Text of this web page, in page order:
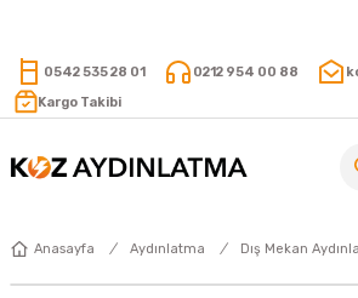
0542 535 28 01 0212 954 00 88
Kargo Takibi
Anasayfa Aydınlatma Dış Mekan